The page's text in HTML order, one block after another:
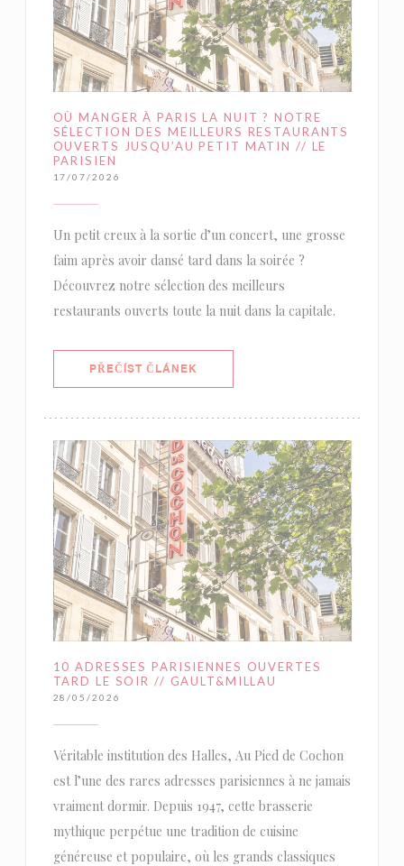
OÙ MANGER À PARIS LA NUIT ? NOTRE
SÉLECTION DES MEILLEURS RESTAURANTS
OUVERTS JUSQU’AU PETIT MATIN // LE
PARISIEN
17/07/2026
Un petit creux à la sortie d’un concert, une grosse
faim après avoir dansé tard dans la soirée ?
Découvrez notre sélection des meilleurs
restaurants ouverts toute la nuit dans la capitale.
PŘEČÍST ČLÁNEK
10 ADRESSES PARISIENNES OUVERTES
TARD LE SOIR // GAULT&MILLAU
28/05/2026
Véritable institution des Halles, Au Pied de Cochon
est l’une des rares adresses parisiennes à ne jamais
vraiment dormir. Depuis 1947, cette brasserie
mythique perpétue une tradition de cuisine
généreuse et populaire, où les grands classiques